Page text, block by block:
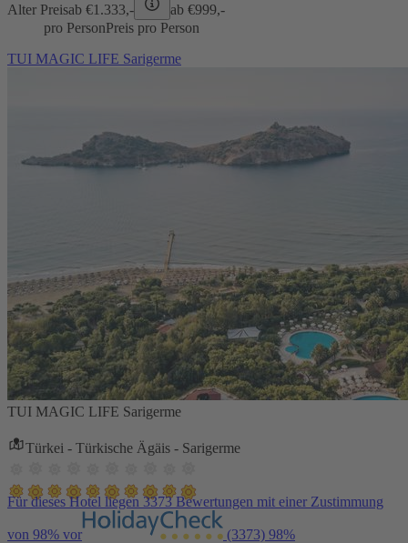
Alter Preisab €1.333,- ab €999,-
pro PersonPreis pro Person
TUI MAGIC LIFE Sarigerme
TUI MAGIC LIFE Sarigerme
Türkei - Türkische Ägäis - Sarigerme
Für dieses Hotel liegen 3373 Bewertungen mit einer Zustimmung
von 98% vor (3373) 98%